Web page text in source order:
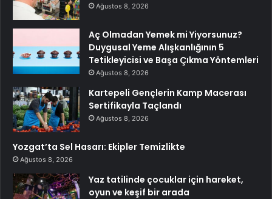
Ağustos 8, 2026
Aç Olmadan Yemek mi Yiyorsunuz?
Duygusal Yeme Alışkanlığının 5
Tetikleyicisi ve Başa Çıkma Yöntemleri
Ağustos 8, 2026
Kartepeli Gençlerin Kamp Macerası
Sertifikayla Taçlandı
Ağustos 8, 2026
Yozgat’ta Sel Hasarı: Ekipler Temizlikte
Ağustos 8, 2026
Yaz tatilinde çocuklar için hareket,
oyun ve keşif bir arada